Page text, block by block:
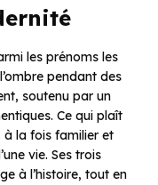
les prénoms les
pendant des
soutenu par un
Ce qui plaît
à la fois familier et
vie. Ses trois
à l’histoire, tout en